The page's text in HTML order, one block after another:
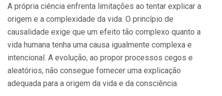
A própria ciência enfrenta limitações ao tentar explicar a
origem e a complexidade da vida. O princípio de
causalidade exige que um efeito tão complexo quanto a
vida humana tenha uma causa igualmente complexa e
intencional. A evolução, ao propor processos cegos e
aleatórios, não consegue fornecer uma explicação
adequada para a origem da vida e da consciência.